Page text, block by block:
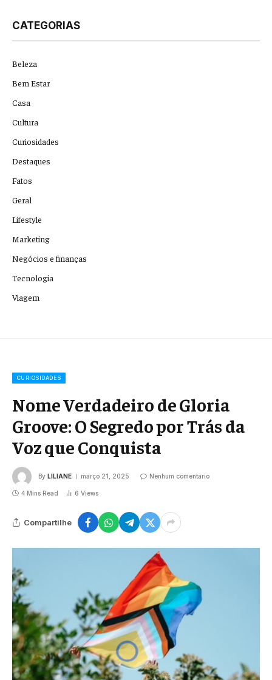
CATEGORIAS
Beleza
Bem Estar
Casa
Cultura
Curiosidades
Destaques
Fatos
Geral
Lifestyle
Marketing
Negócios e finanças
Tecnologia
Viagem
CURIOSIDADES
Nome Verdadeiro de Gloria
Groove: O Segredo por Trás da
Voz que Conquista
By LILIANE março 21, 2025 Nenhum comentário
4 Mins Read 6 Views
Compartilhe